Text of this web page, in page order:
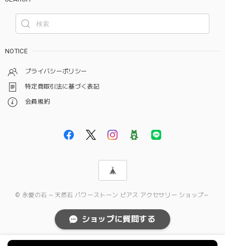
NOTICE
プライバシーポリシー
特定商取引法に基づく表記
会員規約
© 永愛の石 ～天然石 パワーストーン ピアス アクセサリー ショップ～
ショップに質問する